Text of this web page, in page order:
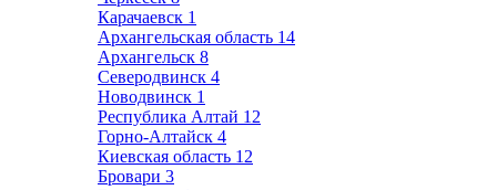
Карачаевск 1
Архангельская область 14
Архангельск 8
Северодвинск 4
Новодвинск 1
Республика Алтай 12
Горно-Алтайск 4
Киевская область 12
Бровари 3